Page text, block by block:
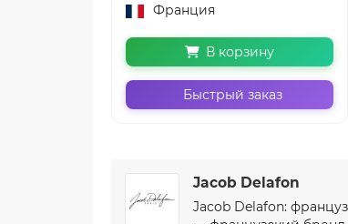
Франция
В корзину
Быстрый заказ
Jacob Delafon
Jacob Delafon: